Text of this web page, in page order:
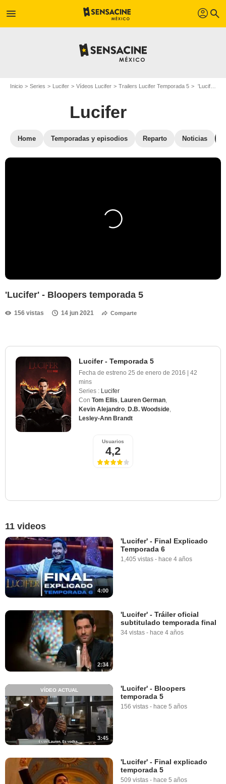
menu profil search
Inicio Series Lucifer Vídeos Lucifer Trailers Lucifer Temporada 5 'Lucifer' - Bloopers temporada 5
Lucifer
Home Temporadas y episodios Reparto Noticias
'Lucifer' - Bloopers temporada 5
156 vistas 14 jun 2021 Comparte
Lucifer - Temporada 5
Fecha de estreno 25 de enero de 2016 | 42
mins
Series : Lucifer
Con Tom Ellis Lauren German
Kevin Alejandro D.B. Woodside
Lesley-Ann Brandt
Usuarios
4,2
11 videos
4:00
'Lucifer' - Final Explicado
Temporada 6
1,405 vistas - hace 4 años
2:34
'Lucifer' - Tráiler oficial
subtitulado temporada final
34 vistas - hace 4 años
3:45
VÍDEO ACTUAL
'Lucifer' - Bloopers
temporada 5
156 vistas - hace 5 años
'Lucifer' - Final explicado
temporada 5
509 vistas - hace 5 años